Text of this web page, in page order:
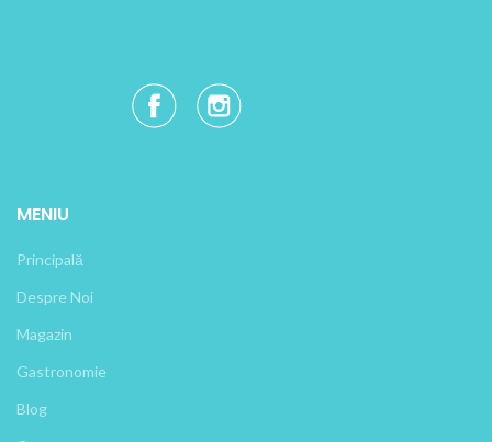
MENIU
Principală
Despre Noi
Magazin
Gastronomie
Blog